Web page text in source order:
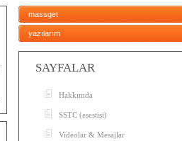
massget
yazılarım
SAYFALAR
Hakkımda
SSTC (esestisi)
Videolar & Mesajlar